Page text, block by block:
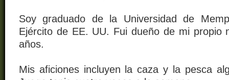
Soy graduado de la Universidad de
Ejército de EE. UU. Fui dueño de mi propio
años.
Mis aficiones incluyen la caza y la pesca